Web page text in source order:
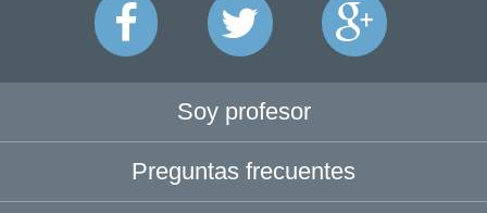
Soy profesor
Preguntas frecuentes